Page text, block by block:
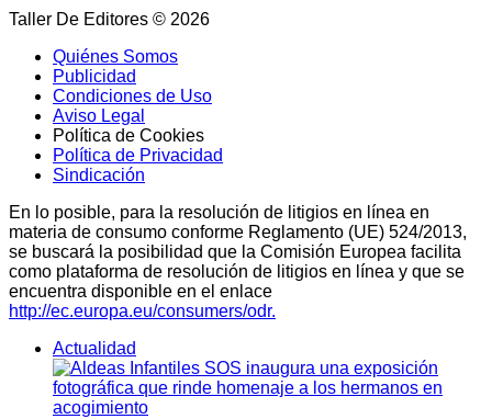
Taller De Editores © 2026
Quiénes Somos
Publicidad
Condiciones de Uso
Aviso Legal
Política de Cookies
Política de Privacidad
Sindicación
En lo posible, para la resolución de litigios en línea en
materia de consumo conforme Reglamento (UE) 524/2013,
se buscará la posibilidad que la Comisión Europea facilita
como plataforma de resolución de litigios en línea y que se
encuentra disponible en el enlace
http://ec.europa.eu/consumers/odr.
Actualidad